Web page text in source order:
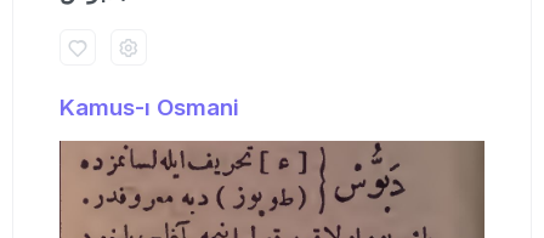
Kamus-ı Osmani